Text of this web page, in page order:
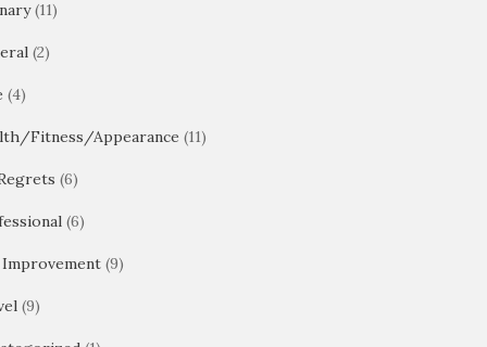
(11)
(2)
(4)
Fitness/Appearance (11)
(6)
(6)
Improvement(9)
(9)